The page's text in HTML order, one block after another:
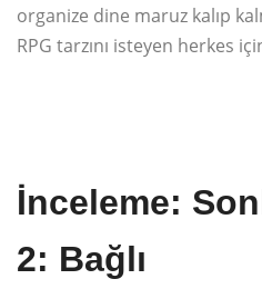
organize dine maruz kalıp
RPG tarzını isteyen herkes
İnceleme:
2: Bağlı